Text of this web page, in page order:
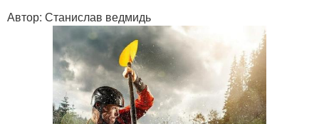
Автор: Станислав ведмидь